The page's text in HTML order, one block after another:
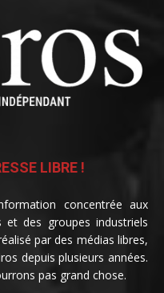
LIBRE !
concentrée aux
des groupes industriels
par des médias libres,
depuis plusieurs années.
pas grand chose.